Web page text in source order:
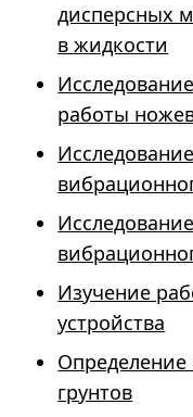
дисперсных
в жидкости
работы
Изучение
устройства
грунтов